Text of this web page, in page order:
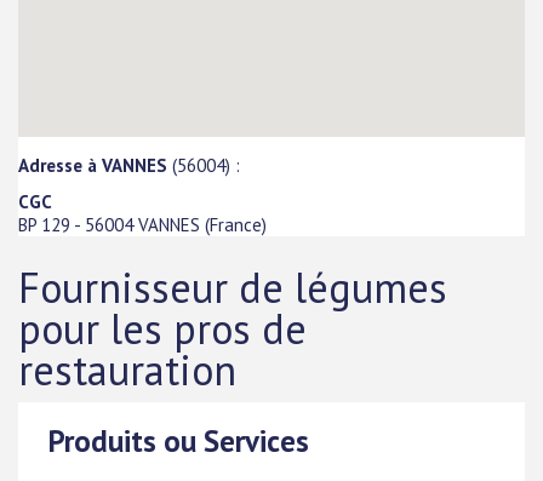
Adresse à VANNES (56004) :
CGC
BP 129 - 56004 VANNES (France)
Fournisseur de légumes
pour les pros de
restauration
Produits ou Services